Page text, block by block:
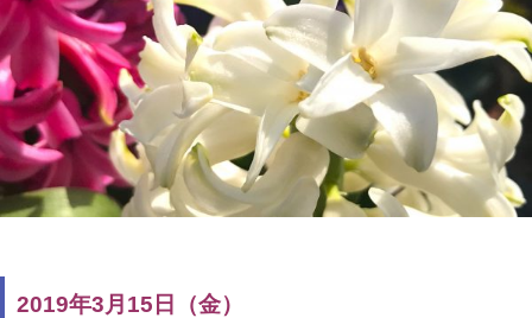
2019年3月15日（金）